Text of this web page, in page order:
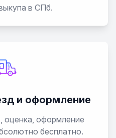
в СПб.
и оформление
оценка, оформление
бесплатно.